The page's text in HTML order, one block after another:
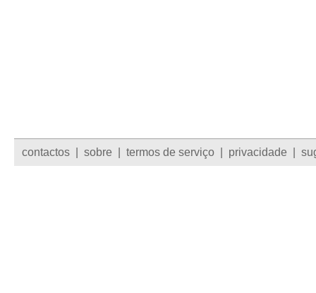
contactos sobre termos de serviço privacidade